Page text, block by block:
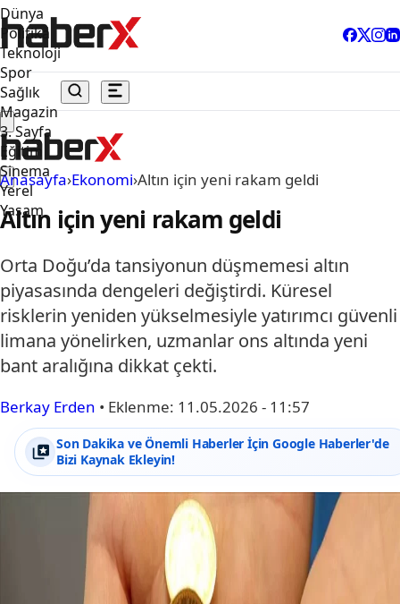
Dünya
Politika
Teknoloji
Spor
Sağlık
Magazin
3. Sayfa
Eğitim
Sinema
Yerel
Yaşam
Anasayfa›Ekonomi›Altın için yeni rakam geldi
Altın için yeni rakam geldi
Orta Doğu’da tansiyonun düşmemesi altın
piyasasında dengeleri değiştirdi. Küresel
risklerin yeniden yükselmesiyle yatırımcı güvenli
limana yönelirken, uzmanlar ons altında yeni
bant aralığına dikkat çekti.
Berkay Erden • Eklenme: 11.05.2026 - 11:57
Son Dakika ve Önemli Haberler İçin Google Haberler'de
Bizi Kaynak Ekleyin!